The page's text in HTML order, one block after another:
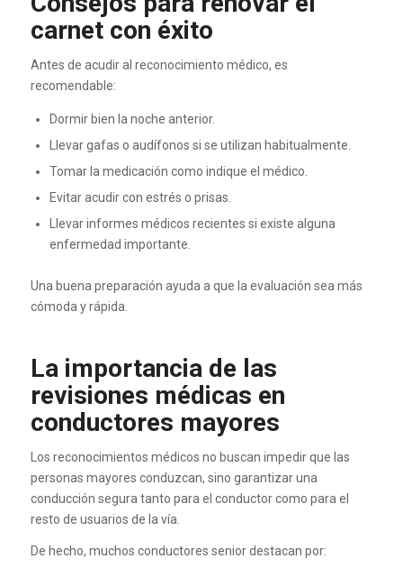
carnet con éxito
Antes de acudir al reconocimiento médico, es
recomendable:
Dormir bien la noche anterior.
Llevar gafas o audífonos si se utilizan habitualmente.
Tomar la medicación como indique el médico.
Evitar acudir con estrés o prisas.
Llevar informes médicos recientes si existe alguna
enfermedad importante.
Una buena preparación ayuda a que la evaluación sea más
cómoda y rápida.
La importancia de las
revisiones médicas en
conductores mayores
Los reconocimientos médicos no buscan impedir que las
personas mayores conduzcan, sino garantizar una
conducción segura tanto para el conductor como para el
resto de usuarios de la vía.
De hecho, muchos conductores senior destacan por: